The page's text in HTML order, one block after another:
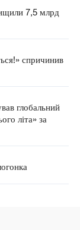
7,5 млрд
спричинив
глобальний
літа» за